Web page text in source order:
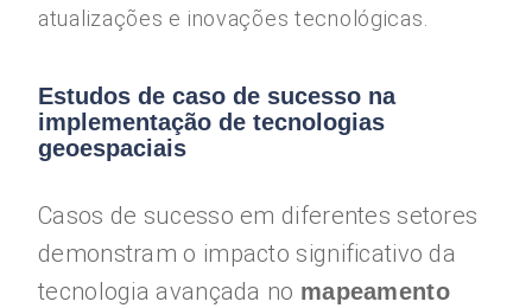
atualizações e inovações tecnológicas.
Estudos de caso de sucesso na
implementação de tecnologias
geoespaciais
Casos de sucesso em diferentes setores
demonstram o impacto significativo da
tecnologia avançada no mapeamento